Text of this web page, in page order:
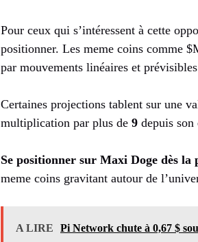
Pour ceux qui s’intéressent à cette
positionner. Les meme coins comme
par mouvements linéaires et
Certaines projections tablent sur une
multiplication par plus de 9 depuis son
Se positionner sur Maxi Doge dès la
meme coins gravitant autour de
A LIRE Pi Network chute à 0,67 $